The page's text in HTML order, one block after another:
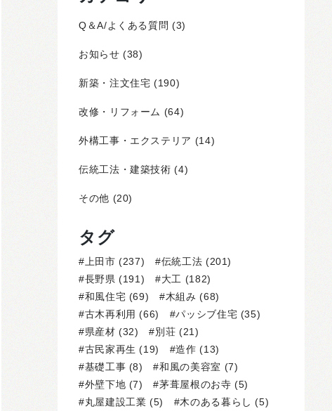
Q＆A/よくある質問 (3)
お知らせ (38)
新築・注文住宅 (190)
改修・リフォーム (64)
外構工事・エクステリア (14)
伝統工法・建築技術 (4)
その他 (20)
タグ
上田市 (237) 伝統工法 (201)
長野県 (191) 大工 (182)
和風住宅 (69) 木組み (68)
古木再利用 (66) パッシブ住宅 (35)
県産材 (32) 別荘 (21)
古民家再生 (19) 造作 (13)
基礎工事 (8) 和風の美容室 (7)
外壁下地 (7) 茅葺屋根のお寺 (5)
丸屋建設工業 (5) 木のある暮らし (5)